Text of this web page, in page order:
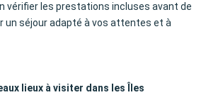
vérifier les prestations incluses avant de
un séjour adapté à vos attentes et à
lieux à visiter dans les Îles